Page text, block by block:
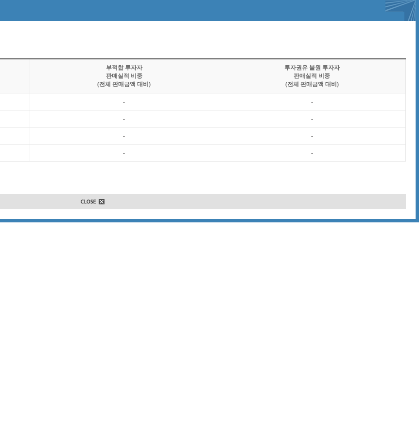
부적합 투자자
판매실적 비중
(전체 판매금액 대비)
투자권유 불원 투자자
판매실적 비중
(전체 판매금액 대비)
- -
- -
- -
- -